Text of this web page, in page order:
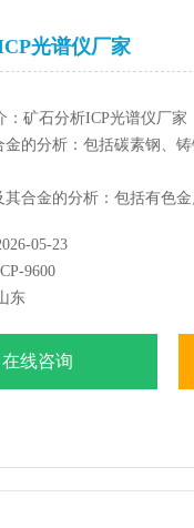
光谱仪厂家
：矿石分析ICP光谱仪厂家
金的分析：包括碳素钢、
其合金的分析：包括有色
析：包括地质样品、矿石
05-23
9600
东
在线咨询